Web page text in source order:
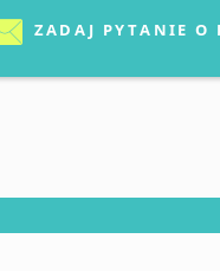
ZADAJ PYTANIE O